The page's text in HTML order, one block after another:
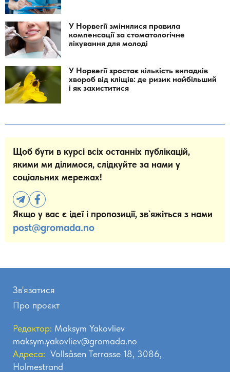
У Норвегії змінилися правила
компенсації за стоматологічне
лікування для молоді
У Норвегії зростає кількість випадків
хвороб від кліщів: де ризик найбільший
і як захиститися
Щоб бути в курсі всіх останніх публікацій,
якими ми ділимося, слідкуйте за нами у
соціальних мережах!
Якщо у вас є ідеї і пропозиції, зв`яжіться з нами
post@gromada.no
Зв'язатися
Про проєкт
Редактор: Maksym Yakovliev
maksym.yakovliev@gromada.no
Адреса: Vollsåsen Terrasse 18, 3086,
Holmestrand